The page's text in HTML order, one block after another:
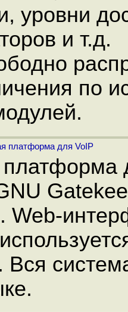
уровни
и т.д.
по
платформа для VoIP
платформа
Web-
Вся